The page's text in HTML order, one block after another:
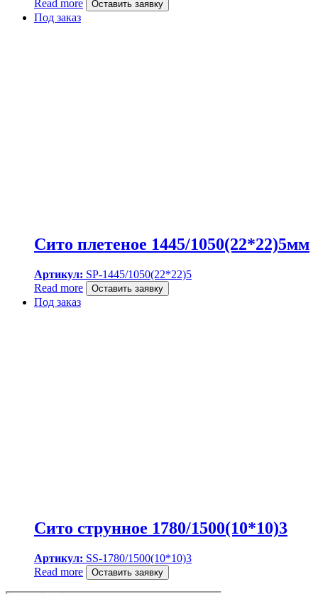
Read more Оставить заявку
Под заказ
Сито плетеное 1445/1050(22*22)5мм
Артикул: SP-1445/1050(22*22)5
Read more
Оставить заявку
Под заказ
Сито струнное 1780/1500(10*10)3
Артикул: SS-1780/1500(10*10)3
Read more
Оставить заявку